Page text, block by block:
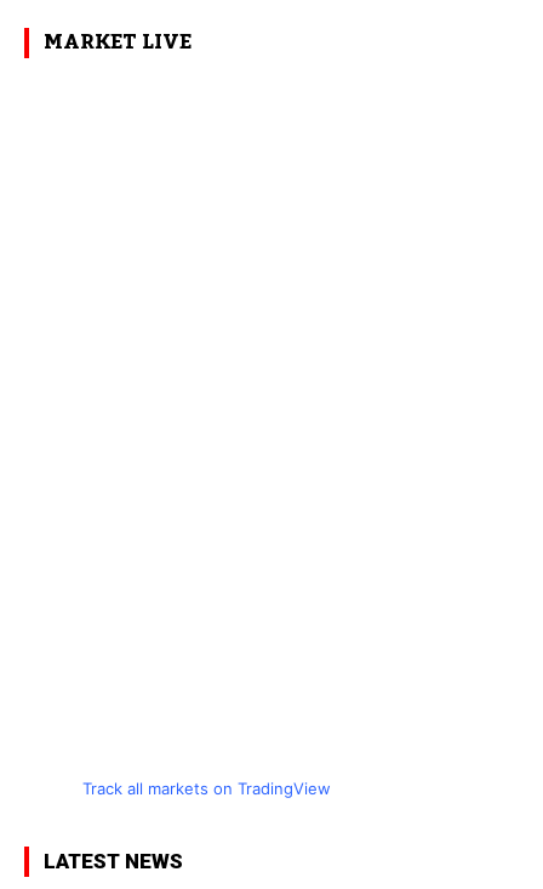
MARKET LIVE
Track all markets on TradingView
LATEST NEWS